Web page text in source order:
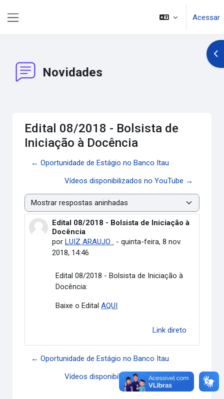
Acessar
Novidades
Edital 08/2018 - Bolsista de
Iniciação à Docência
← Oportunidade de Estágio no Banco Itau
Vídeos disponibilizados no YouTube →
Modo de visualização
Edital 08/2018 - Bolsista de Iniciação à
Docência
por LUIZ ARAUJO . - quinta-feira, 8 nov.
2018, 14:46
Número de respostas: 0
Edital 08/2018 - Bolsista de Iniciação à
Docência:
Baixe o EditalAQUI
Link direto
← Oportunidade de Estágio no Banco Itau
Vídeos disponibilizados no YouTube →